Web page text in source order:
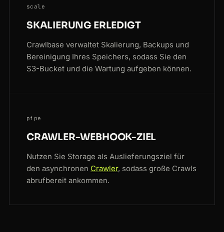
scale
SKALIERUNG ERLEDIGT
Crawlbase verwaltet Skalierung, Backups und
Bereinigung Ihres Speichers, sodass Sie den
S3-Bucket und die Wartung aufgeben können.
pipe
CRAWLER-WEBHOOK-ZIEL
Nutzen Sie Storage als Auslieferungsziel für
den asynchronen Crawler, sodass große Crawls
abrufbereit ankommen.